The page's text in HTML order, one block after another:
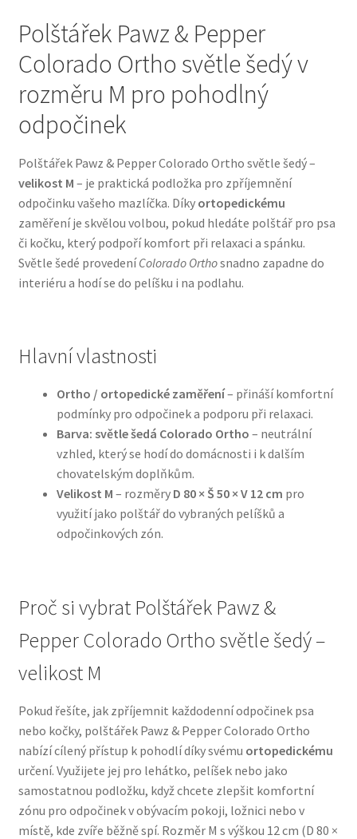
Bozita pro psy — Švédské krmivo s nordickou kvalitou
Brit pro psy
Granule pro psy
Natural Trainer pro psy — Italské krmivo s
přírodními složkami
Happy Dog — Německá kvalita a přirozené složení
Hill’s pro psy
Konzervy a kapsičky pro psy
N&D Farmina pro psy — Italské holistic krmivo
Oblečky pro psy
Pamlsky pro psy
Pelíšky pro psy
Přepravky pro psy
Purizon pro psy — Vysoký obsah masa, bez obilovin
Veterinární dieta pro psy
Vodítka a obojky
Wolf of Wilderness
Polštářek Pawz & Pepper
Colorado Ortho světle šedý v
rozměru M pro pohodlný
odpočinek
Polštářek Pawz & Pepper Colorado Ortho světle šedý –
velikost M – je praktická podložka pro zpříjemnění
odpočinku vašeho mazlíčka. Díky ortopedickému
zaměření je skvělou volbou, pokud hledáte polštář pro psa
či kočku, který podpoří komfort při relaxaci a spánku.
Světle šedé provedeníColorado Orthosnadno zapadne do
interiéru a hodí se do pelíšku i na podlahu.
Hlavní vlastnosti
Ortho / ortopedické zaměření– přináší komfortní
podmínky pro odpočinek a podporu při relaxaci.
Barva: světle šedá Colorado Ortho – neutrální
vzhled, který se hodí do domácnosti i k dalším
chovatelským doplňkům.
Velikost M – rozměry D 80 × Š 50 × V 12 cm pro
využití jako polštář do vybraných pelíšků a
odpočinkových zón.
Proč si vybrat Polštářek Pawz &
Pepper Colorado Ortho světle šedý –
velikost M
Pokud řešíte, jak zpříjemnit každodenní odpočinek psa
nebo kočky, polštářek Pawz & Pepper Colorado Ortho
nabízí cílený přístup k pohodlí díky svému ortopedickému
určení. Využijete jej pro lehátko, pelíšek nebo jako
samostatnou podložku, když chcete zlepšit komfortní
zónu pro odpočinek v obývacím pokoji, ložnici nebo v
místě, kde zvíře běžně spí. Rozměr M s výškou 12 cm (D 80 ×